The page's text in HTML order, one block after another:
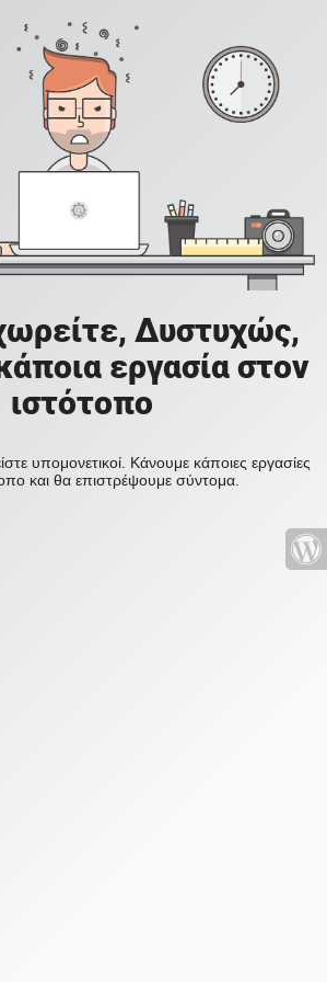
Δυστυχώς,
εργασία στον
ιστότοπο
υπομονετικοί. Κάνουμε κάποιες εργασίες
και θα επιστρέψουμε σύντομα.